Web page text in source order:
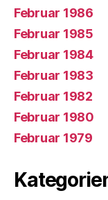
Februar 1986
Februar 1985
Februar 1984
Februar 1983
Februar 1982
Februar 1980
Februar 1979